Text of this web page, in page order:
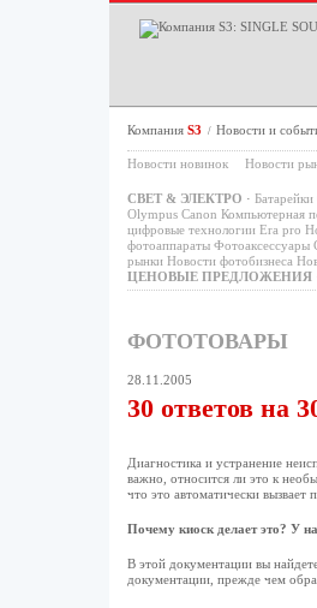
Компания S3 / Новости и
Новости новинок Новости
СВЕТ & ЭЛЕКТРО · Батарейки
Olympus Canon Компьютерная
цифровые технологии Era pro
фотоаппараты Фотоаксессуары
рынки Новости фотобизнеса
ЦЕНОВЫЕ ПРЕДЛОЖЕНИЯ
ФОТОТОВАРЫ
28.11.2005
30 ответов на
Диагностика и устранение
важно, относится ли это к
что это автоматически вызвает
Почему киоск делает это? У
В этой документации вы
документации, прежде чем